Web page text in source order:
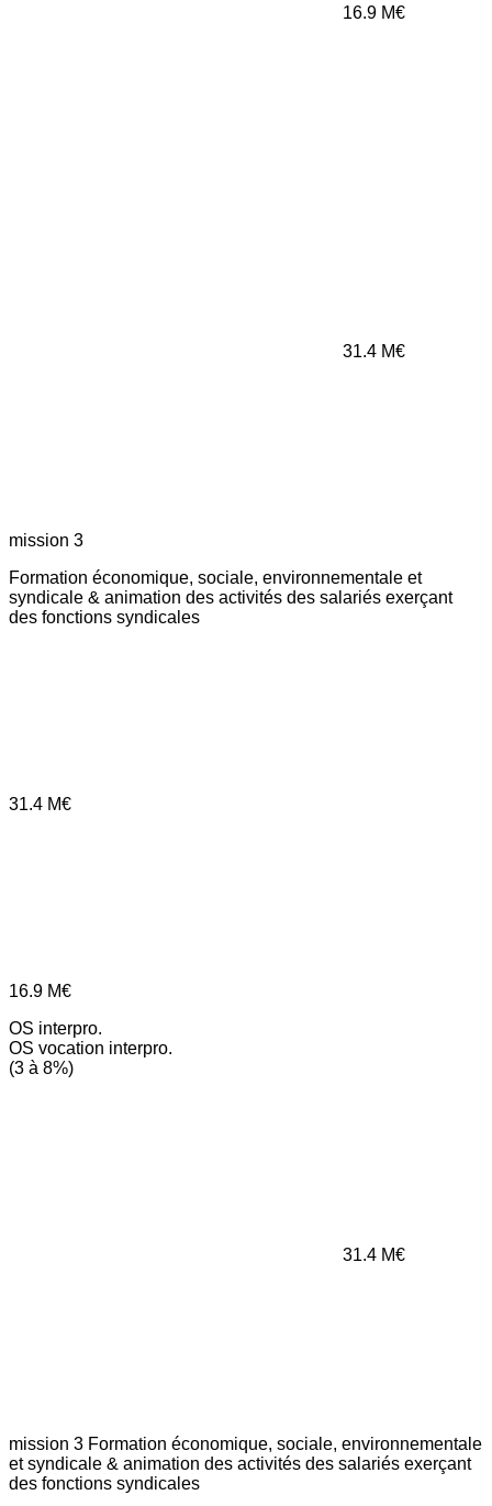
16.9 M€
31.4 M€
mission 3
Formation économique, sociale, environnementale et
syndicale & animation des activités des salariés exerçant
des fonctions syndicales
31.4 M€
16.9 M€
OS interpro.
OS vocation interpro.
(3 à 8%)
31.4 M€
mission 3 Formation économique, sociale, environnementale
et syndicale & animation des activités des salariés exerçant
des fonctions syndicales